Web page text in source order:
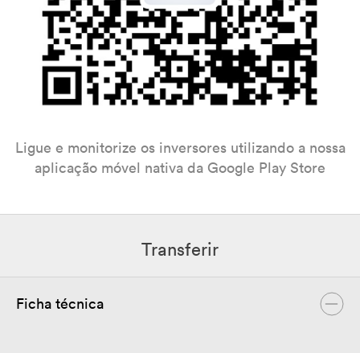
Ligue e monitorize os inversores utilizando a nossa
aplicação móvel nativa da Google Play Store
Transferir
Ficha técnica